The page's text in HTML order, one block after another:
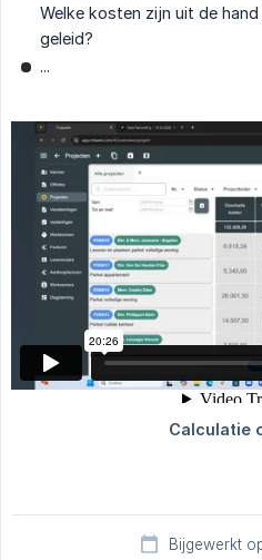
Welke kosten zijn uit de
geleid?
...
Bijgewerkt